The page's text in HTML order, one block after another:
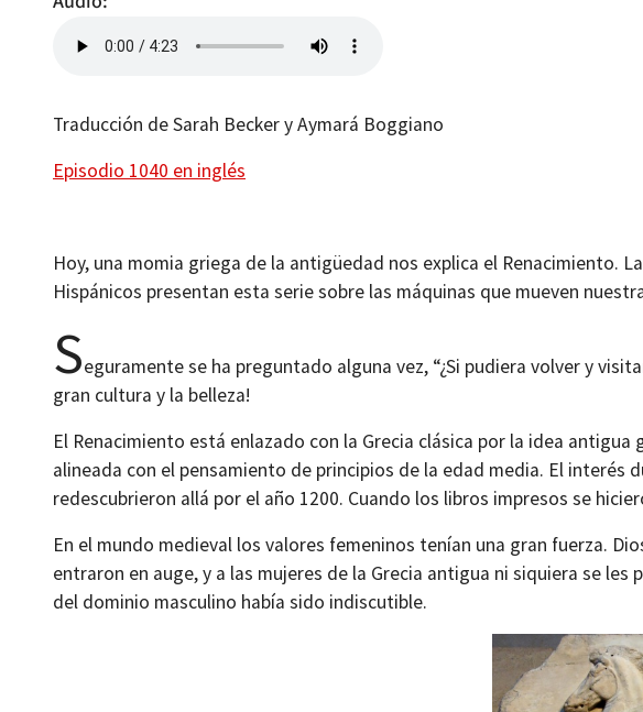
Traducción de Sarah Becker y Aymará Boggiano
Episodio 1040 en inglés
Hoy, una momia griega de la antigüedad nos explica el Renacimiento.
Hispánicos presentan esta serie sobre las máquinas que mueven
Seguramente se ha preguntado alguna vez, “¿Si pudiera volver y
gran cultura y la belleza!
El Renacimiento está enlazado con la Grecia clásica por la idea
alineada con el pensamiento de principios de la edad media. El
redescubrieron allá por el año 1200. Cuando los libros impresos se
En el mundo medieval los valores femeninos tenían una gran fuerza.
entraron en auge, y a las mujeres de la Grecia antigua ni siquiera se
del dominio masculino había sido indiscutible.